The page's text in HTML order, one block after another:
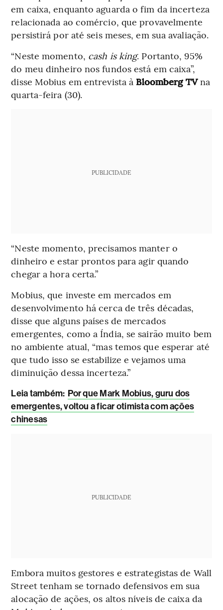
em caixa, enquanto aguarda o fim da incerteza
relacionada ao comércio, que provavelmente
persistirá por até seis meses, em sua avaliação.
“Neste momento, cash is king. Portanto, 95%
do meu dinheiro nos fundos está em caixa”,
disse Mobius em entrevista à Bloomberg TVna
quarta-feira (30).
PUBLICIDADE
“Neste momento, precisamos manter o
dinheiro e estar prontos para agir quando
chegar a hora certa.”
Mobius, que investe em mercados em
desenvolvimento há cerca de três décadas,
disse que alguns países de mercados
emergentes, como a Índia, se sairão muito bem
no ambiente atual, “mas temos que esperar até
que tudo isso se estabilize e vejamos uma
diminuição dessa incerteza.”
Leia também: Por que Mark Mobius, guru dos
emergentes, voltou a ficar otimista com ações
chinesas
PUBLICIDADE
Embora muitos gestores e estrategistas de Wall
Street tenham se tornado defensivos em sua
alocação de ações, os altos níveis de caixa da